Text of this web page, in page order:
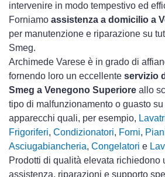
intervenire in modo tempestivo ed
Forniamo assistenza a domicilio a
per manutenzione e riparazione su
Smeg.
Archimede Varese è in grado di
fornendo loro un eccellente servizio
Smeg a Venegono Superiore allo
tipo di malfunzionamento o guasto
apparecchi quali, per esempio,
Frigoriferi, Condizionatori, Forni,
Asciugabiancheria, Congelatori e
Prodotti di qualità elevata richiedono
assistenza, riparazioni e supporto